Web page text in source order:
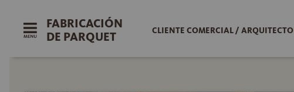
FABRICACIÓN
DE PARQUET
CLIENTE COMERCIAL / ARQUITECTO